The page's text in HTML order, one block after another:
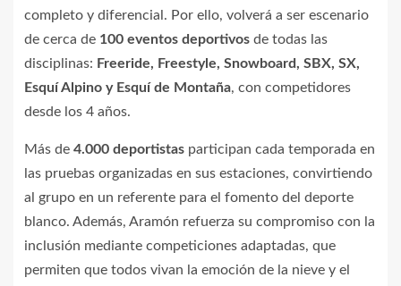
completo y diferencial. Por ello, volverá a ser escenario
de cerca de 100 eventos deportivos de todas las
disciplinas: Freeride, Freestyle, Snowboard, SBX, SX,
Esquí Alpino y Esquí de Montaña, con competidores
desde los 4 años.
Más de 4.000 deportistas participan cada temporada en
las pruebas organizadas en sus estaciones, convirtiendo
al grupo en un referente para el fomento del deporte
blanco. Además, Aramón refuerza su compromiso con la
inclusión mediante competiciones adaptadas, que
permiten que todos vivan la emoción de la nieve y el